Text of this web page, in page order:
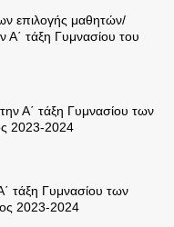
επιλογής μαθητών/
Α΄ τάξη Γυμνασίου του
Α΄ τάξη Γυμνασίου των
2023-2024
τάξη Γυμνασίου των
2023-2024